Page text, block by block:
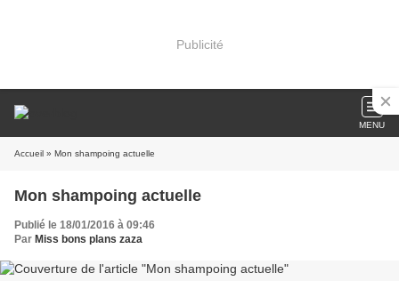
Publicité
MENU
Accueil » Mon shampoing actuelle
Mon shampoing actuelle
Publié le 18/01/2016 à 09:46
Par Miss bons plans zaza